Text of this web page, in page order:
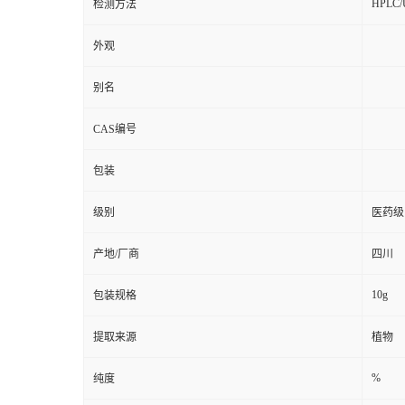
检测方法
外观
别名
CAS编号
包装
级别 医药级
产地/厂商 四川
包装规格 10g
提取来源 植物
纯度 %